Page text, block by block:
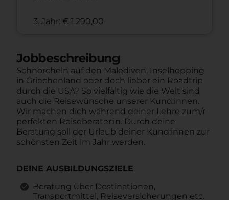
3. Jahr: € 1.290,00
Jobbeschreibung
Schnorcheln auf den Malediven, Inselhopping
in Griechenland oder doch lieber ein Roadtrip
durch die USA? So vielfältig wie die Welt sind
auch die Reisewünsche unserer Kund:innen.
Wir machen dich während deiner Lehre zum/r
perfekten Reiseberater:in. Durch deine
Beratung soll der Urlaub deiner Kund:innen zur
schönsten Zeit im Jahr werden.
DEINE AUSBILDUNGSZIELE
Beratung über Destinationen,
Transportmittel, Reiseversicherungen etc.